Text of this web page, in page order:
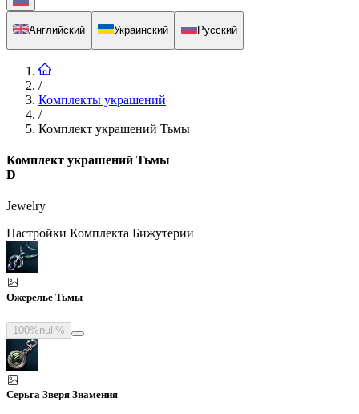
Английский Украинский Русский
/
Комплекты украшений
/
Комплект украшений Тьмы
Комплект украшений Тьмы
D
Jewelry
Настройки Комплекта Бижутерии
Ожерелье Тьмы
100%null%
Серьга Зверя Знамения